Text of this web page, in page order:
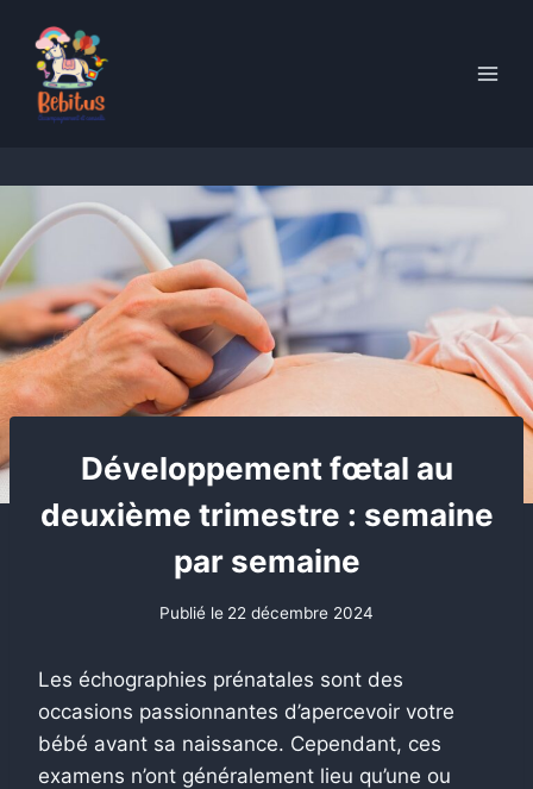
content
Développement fœtal au
deuxième trimestre : semaine
par semaine
Publié le 22 décembre 2024
Les échographies prénatales sont des
occasions passionnantes d’apercevoir votre
bébé avant sa naissance. Cependant, ces
examens n’ont généralement lieu qu’une ou